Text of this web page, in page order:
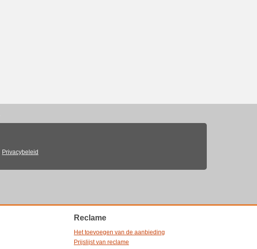
Privacybeleid
Reclame
Het toevoegen van de aanbieding
Prijslijst van reclame